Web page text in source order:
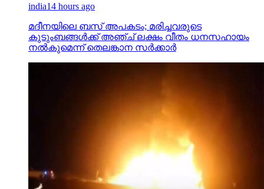
india14 hours ago
മദീനയിലെ ബസ് അപകടം; മരിച്ചവരുടെ
കുടുംബങ്ങള്‍ക്ക് അഞ്ച് ലക്ഷം വീതം ധനസഹായം
നല്‍കുമെന്ന് തെലങ്കാന സര്‍ക്കാര്‍